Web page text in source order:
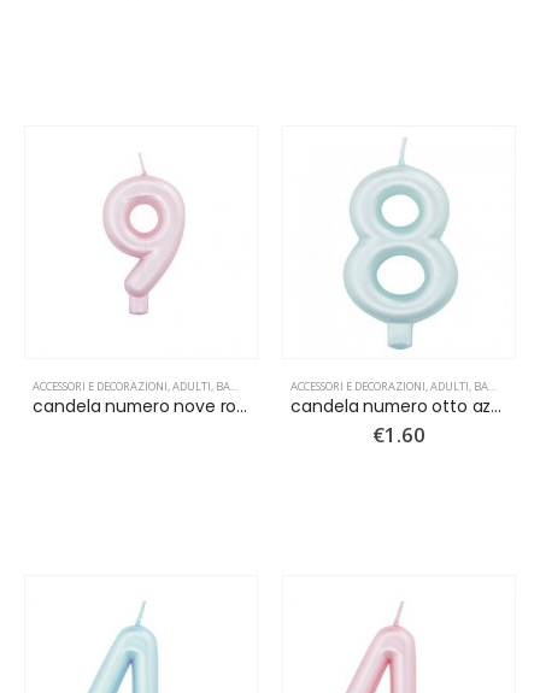
ACCESSORI E DECORAZIONI,ADULTI, BAMBINI CANDELINE,NUOVI ARRIVI
candela numero nove rosa perlato
ACCESSORI E DECORAZIONI,ADULTI, BAMBINI
candela numero otto azzurro perlato
€1.60